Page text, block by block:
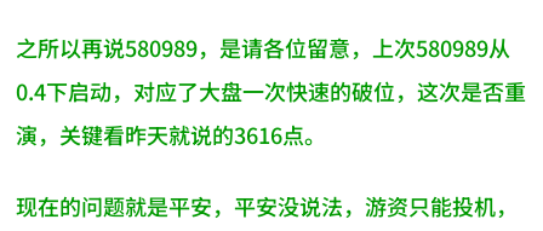
之所以再说580989，是请各位留意，上次580989从
0.4下启动，对应了大盘一次快速的破位，这次是否重
演，关键看昨天就说的3616点。
现在的问题就是平安，平安没说法，游资只能投机，